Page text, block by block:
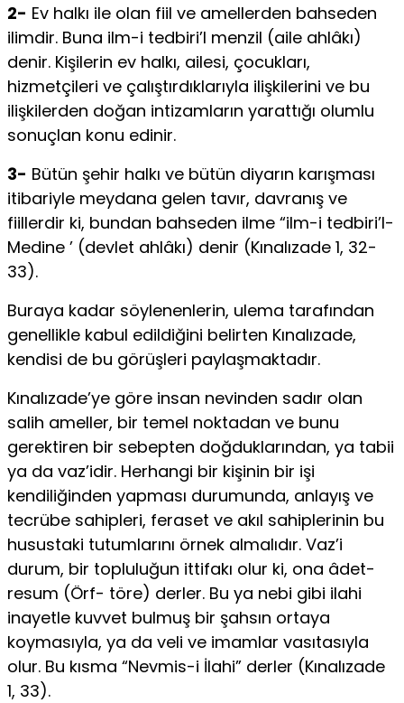
2- Ev halkı ile olan fi­il ve amellerden bahseden
ilimdir. Buna ilm-i tedbiri’l menzil (aile ahlâkı)
denir. Kişilerin ev halkı, ailesi, çocukları,
hizmetçileri ve çalıştırdıklarıyla ilişkilerini ve bu
ilişkilerden doğan intizamların yarattığı olumlu
sonuçlan konu edinir.
3- Bü­tün şehir halkı ve bütün diyarın karışması
itibariyle meydana gelen tavır, davranış ve
fiillerdir ki, bundan bahseden ilme “ilm-i tedbiri’l-
Medine ’ (devlet ahlâkı) de­nir (Kınalızade 1, 32-
33).
Buraya kadar söylenenlerin, ulema tarafından
genellik­le kabul edildiğini belirten Kınalızade,
kendisi de bu görüşleri paylaşmaktadır.
Kınalızade’ye göre insan nevinden sadır olan
salih ameller, bir temel nokta­dan ve bunu
gerektiren bir sebepten doğduklarından, ya tabii
ya da vaz’idir. Her­hangi bir kişinin bir işi
kendiliğinden yapması durumunda, anlayış ve
tecrübe sa­hipleri, feraset ve akıl sahiplerinin bu
husustaki tutumlarını örnek almalıdır. Vaz’i
durum, bir topluluğun ittifakı olur ki, ona âdet-
resum (Örf- töre) derler. Bu ya ne­bi gibi ilahi
inayetle kuvvet bulmuş bir şahsın ortaya
koymasıyla, ya da veli ve imamlar vasıtasıyla
olur. Bu kısma “Nevmis-i İlahi” derler (Kınalızade
1, 33).